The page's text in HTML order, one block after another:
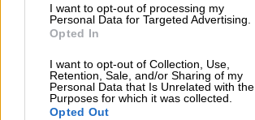
I want to opt-out of processing my
Personal Data for Targeted Advertising.
Opted In
I want to opt-out of Collection, Use,
Retention, Sale, and/or Sharing of my
Personal Data that Is Unrelated with the
Purposes for which it was collected.
Opted Out